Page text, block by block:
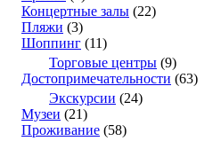
Концертные залы (22)
Пляжи (3)
Шоппинг (11)
Торговые центры (9)
Достопримечательности (63)
Экскурсии (24)
Музеи (21)
Проживание (58)